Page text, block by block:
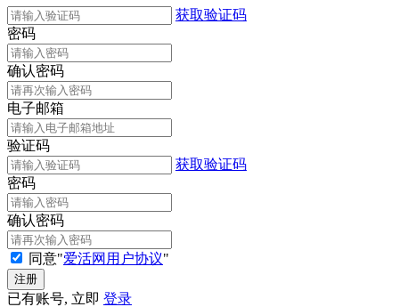
获取验证码
密码
确认密码
电子邮箱
验证码
获取验证码
密码
确认密码
同意"爱活网用户协议"
已有账号, 立即 登录